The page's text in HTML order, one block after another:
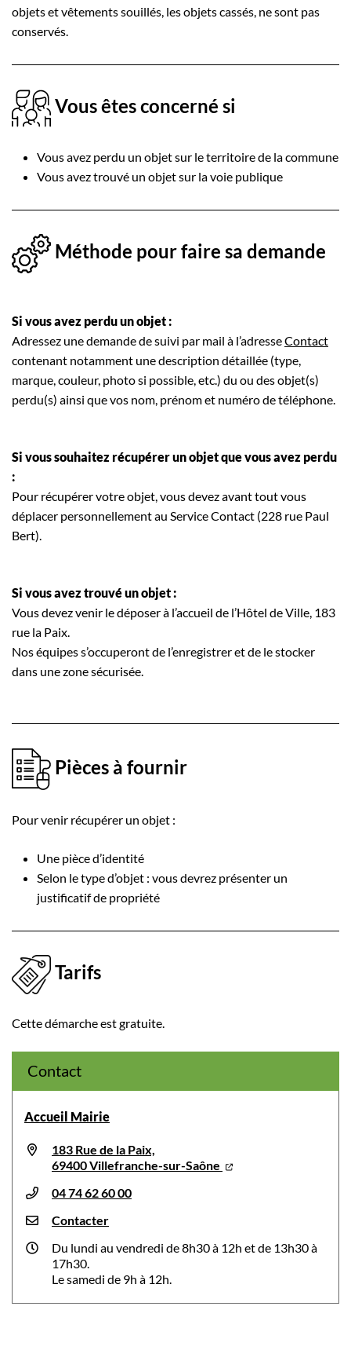
objets et vêtements souillés, les objets cassés, ne sont pas
conservés.
Vous êtes concerné si
Vous avez perdu un objet sur le territoire de la commune
Vous avez trouvé un objet sur la voie publique
Méthode pour faire sa demande
Si vous avez perdu un objet :
Adressez une demande de suivi par mail à l’adresseContact
contenant notamment une description détaillée (type,
marque, couleur, photo si possible, etc.) du ou des objet(s)
perdu(s) ainsi que vos nom, prénom et numéro de téléphone.
Si vous souhaitez récupérer un objet que vous avez perdu
:
Pour récupérer votre objet, vous devez avant tout vous
déplacer personnellement au Service Contact (228 rue Paul
Bert).
Si vous avez trouvé un objet :
Vous devez venir le déposer à l’accueil de l’Hôtel de Ville, 183
rue la Paix.
Nos équipes s’occuperont de l’enregistrer et de le stocker
dans une zone sécurisée.
Pièces à fournir
Pour venir récupérer un objet :
Une pièce d’identité
Selon le type d’objet : vous devrez présenter un
justificatif de propriété
Tarifs
Cette démarche est gratuite.
Contact
Accueil Mairie
183 Rue de la Paix,
69400 Villefranche-sur-Saône
04 74 62 60 00
Contacter
Du lundi au vendredi de 8h30 à 12h et de 13h30 à
17h30.
Le samedi de 9h à 12h.